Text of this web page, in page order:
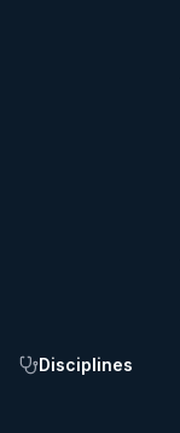
Disciplines